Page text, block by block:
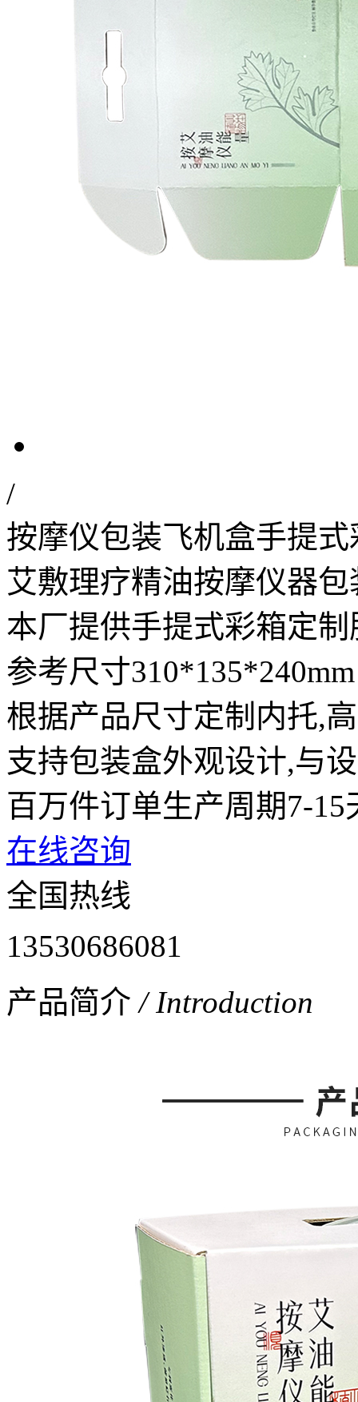
/
按摩仪包装飞机盒手提
艾敷理疗精油按摩仪器
本厂提供手提式彩箱定制
参考尺寸
根据产品尺寸定制内托,
支持包装盒外观设计,与
百万件订单生产周期7-15
在线咨询
全国热线
13530686081
产品简介 / Introduction